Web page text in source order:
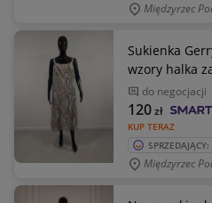
Międzyrzec
Sukienka
wzory halka
do negocjacji
KUP TERAZ
120zł
Międzyrzec